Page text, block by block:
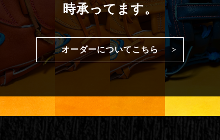
時承ってます。
オーダーについてこちら